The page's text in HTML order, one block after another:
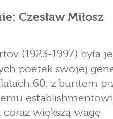
Czesław Miłosz
(1923-1997) była
poetek swojej
60. z buntem
większą wagę